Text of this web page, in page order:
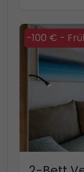
-100 € -